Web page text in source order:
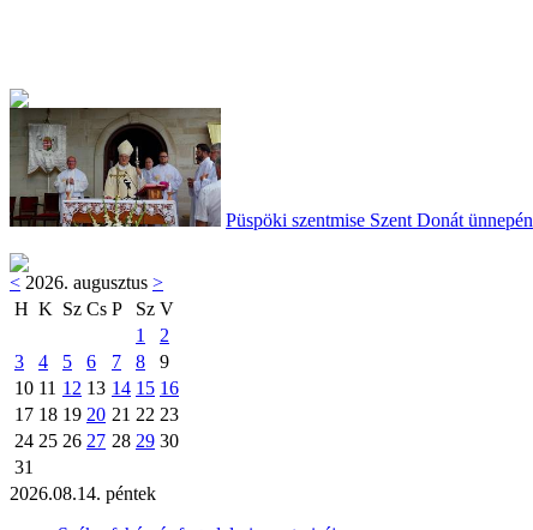
Püspöki szentmise Szent Donát ünnepén
< 2026. augusztus >
H K Sz Cs P Sz V
1
2
3
4 5 6 7 8
9
10 11 12 13 14 15 16
17 18 19 20 21 22 23
24 25 26 27 28 29 30
31
2026.08.14. péntek